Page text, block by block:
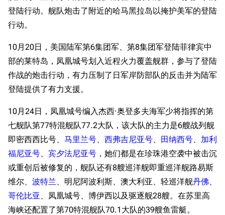
登陆行动。舰队炮击了附近的哈马黑拉岛以掩护美军的登陆
行动。
10月20日，美国陆军第6集团军、第8集团军登陆菲律宾中
部的莱特岛，凤凰城号划入近程火力覆盖舰群，参与了登陆
作战的炮击行动，有力压制了日军岸防部队的反击并为陆军
登陆提供了有力支援。
10月24日，凤凰城号编入杰西·奥登多夫海军少将指挥的第
七舰队第77特混舰队77.2大队，该大队的主力是6艘战列舰
即密西西比号、 马里兰号、 西弗吉尼亚号、 田纳西号、 加利
福尼亚号、 宾夕法尼亚号 ，她们都是在珍珠港空袭中被击沉
或重创后被修复的，舰队还有8艘巡洋舰即重巡洋舰路易斯
维尔、 波特兰、明尼阿波利斯、澳大利亚、轻巡洋舰丹佛、
哥伦比亚 、凤凰城号、博伊西以及驱逐舰28艘。在苏里高
海峡还配置了第70特混舰队70.1大队的39艘鱼雷艇。